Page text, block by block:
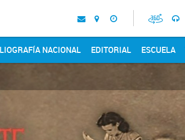
NACIONAL EDITORIAL ESCUELA